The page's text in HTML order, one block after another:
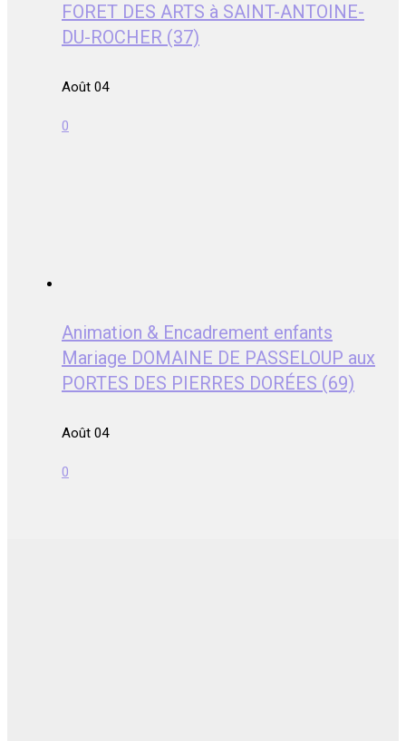
FORET DES ARTS à SAINT-ANTOINE-
DU-ROCHER (37)
Août 04
0
Animation & Encadrement enfants
Mariage DOMAINE DE PASSELOUP aux
PORTES DES PIERRES DORÉES (69)
Août 04
0